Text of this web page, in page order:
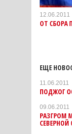
12.06.2011
ОТ СБОРА
ЕЩЕ
11.06.2011
ПОДЖОГ
09.06.2011
РАЗГРОМ
СЕВЕРНОЙ